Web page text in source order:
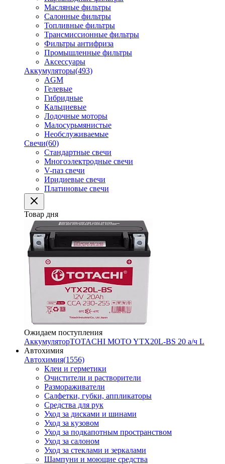
Масляные фильтры
Салонные фильтры
Топливные фильтры
Трансмиссионные фильтры
Фильтры антифриза
Промышленные фильтры
Аксессуары
Аккумуляторы(493)
AGM
Гелевые
Гибридные
Кальциевые
Лодочные моторы
Малосурьмянистые
Необслуживаемые
Свечи(60)
Стандартные свечи
Многоэлектродные свечи
V-паз свечи
Иридиевые свечи
Платиновые свечи
Товар дня
Ожидаем поступления
АккумуляторTOTACHI MOTO YTX20L-BS 20 а/ч L
Автохимия
Автохимия(1556)
Клеи и герметики
Очистители и растворители
Размораживатели
Салфетки, губки, аппликаторы
Средства для рук
Уход за дисками и шинами
Уход за кузовом
Уход за подкапотным пространством
Уход за салоном
Уход за стеклами и зеркалами
Шампуни и моющие средства